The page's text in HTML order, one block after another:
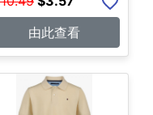
由此查看